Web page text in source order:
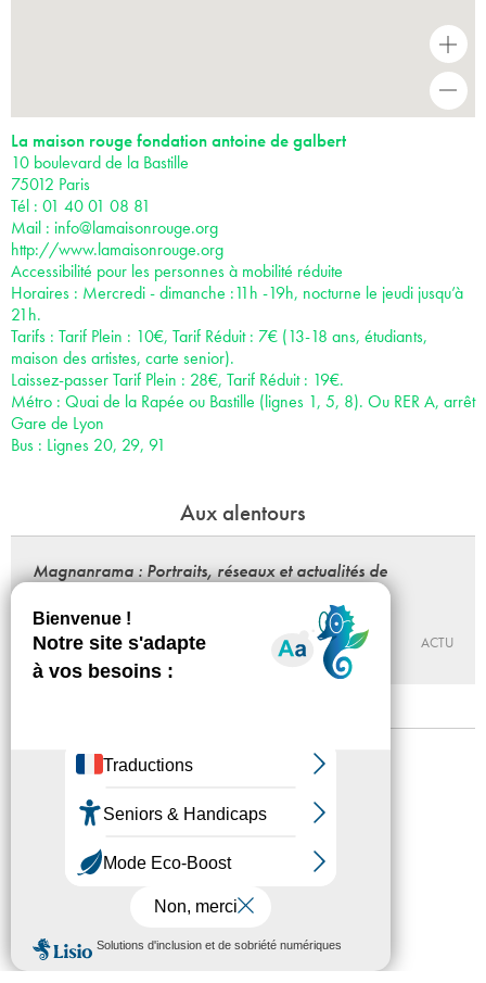
+
La maison rouge fondation antoine de galbert
10 boulevard de la Bastille
75012 Paris
Tél : 01 40 01 08 81
Mail : info@lamaisonrouge.org
http://www.lamaisonrouge.org
Accessibilité pour les personnes à mobilité réduite
Horaires : Mercredi - dimanche :11h -19h, nocturne le jeudi jusqu’à
21h.
Tarifs : Tarif Plein : 10€, Tarif Réduit : 7€ (13-18 ans, étudiants,
maison des artistes, carte senior).
Laissez-passer Tarif Plein : 28€, Tarif Réduit : 19€.
Métro : Quai de la Rapée ou Bastille (lignes 1, 5, 8). Ou RER A, arrêt
Gare de Lyon
Bus : Lignes 20, 29, 91
Aux alentours
Magnanrama : Portraits, réseaux et actualités de
Du 25 - 09 au 12 - 12 - 2026
BÉTONSALON – CENTRE D’ART ET DE RECHERCHE
ACTU
Accessibilité
Presse